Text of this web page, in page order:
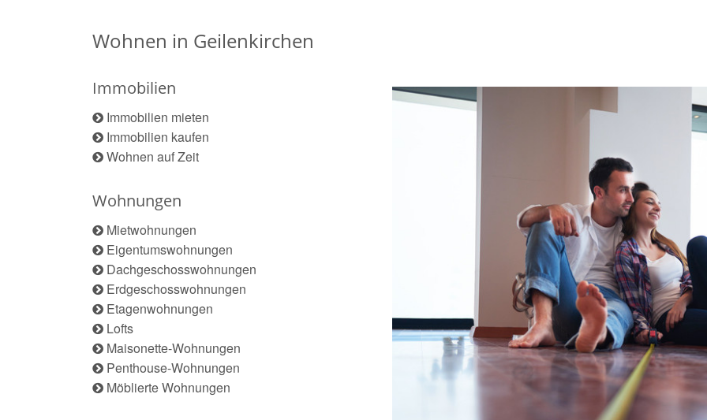
Wohnen in Geilenkirchen
Immobilien
Immobilien mieten
Immobilien kaufen
Wohnen auf Zeit
Wohnungen
Mietwohnungen
Eigentumswohnungen
Dachgeschosswohnungen
Erdgeschosswohnungen
Etagenwohnungen
Lofts
Maisonette-Wohnungen
Penthouse-Wohnungen
Möblierte Wohnungen